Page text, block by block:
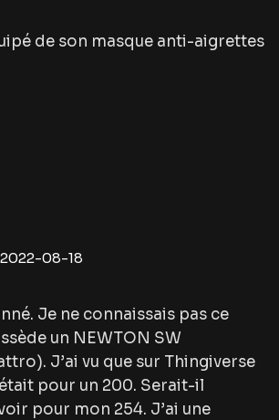
de son masque anti-aigrettes
2022-08-18
Je ne connaissais pas ce
un NEWTON SW
J’ai vu que sur Thingiverse
pour un 200. Serait-il
pour mon 254. J’ai une